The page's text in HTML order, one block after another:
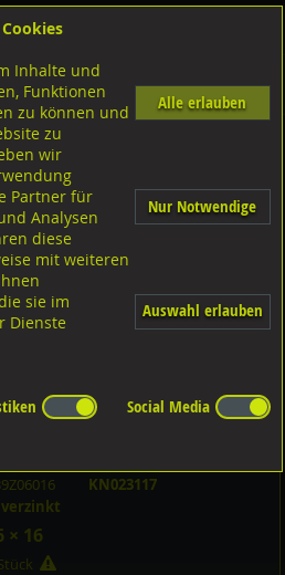
M-Gewinde
1,25d 8.8 verzinkt
8.8 verzinkt M6x16
KN023117
verzinkt
× 16
Inhalte und
Funktionen
zu können und
zu
wir
Partner für
Analysen
diese
mit weiteren
sie im
Dienste
Alle erlauben
Nur Notwendige
Auswahl erlauben
Social Media